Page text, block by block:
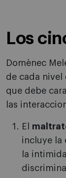
Los
Domènec
de cada
que debe
las
El
incluye la
la